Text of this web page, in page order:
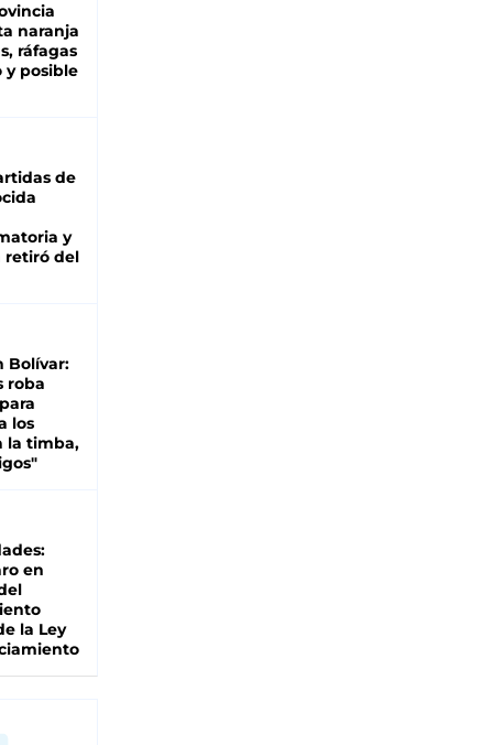
naranja
ráfagas
y posible
de
y
retiró del
Bolívar:
roba
los
la timba,
en
la Ley